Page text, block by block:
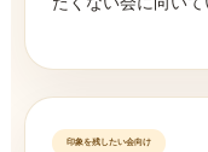
印象を残したい会向け